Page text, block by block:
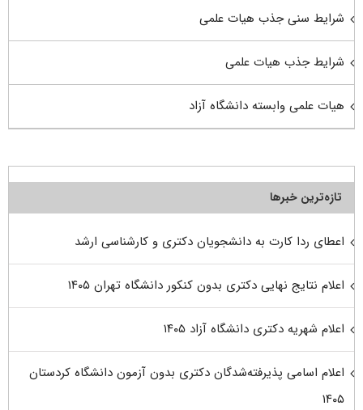
شرایط سنی جذب هیات علمی
شرایط جذب هیات علمی
هیات علمی وابسته دانشگاه آزاد
تازه‌ترین خبرها
اعطای ردا کارت به دانشجویان دکتری و کارشناسی ارشد
اعلام نتایج نهایی دکتری بدون کنکور دانشگاه تهران ۱۴۰۵
اعلام شهریه دکتری دانشگاه آزاد ۱۴۰۵
اعلام اسامی پذیرفته‌شدگان دکتری بدون آزمون دانشگاه کردستان
۱۴۰۵